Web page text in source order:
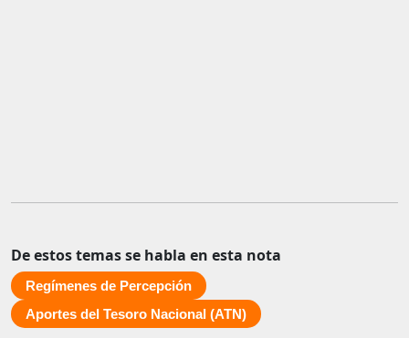
De estos temas se habla en esta nota
Regímenes de Percepción
Aportes del Tesoro Nacional (ATN)